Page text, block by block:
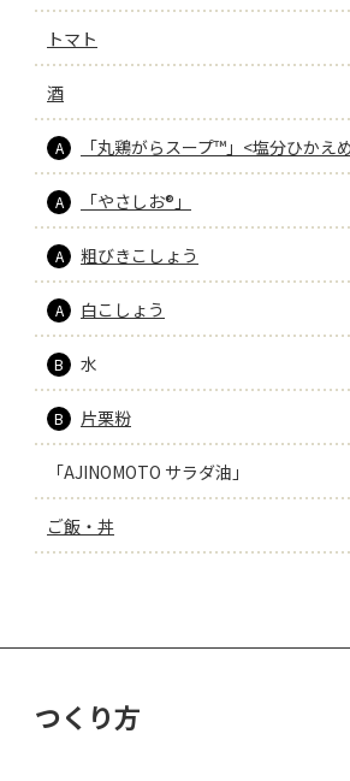
もっと見る
トマト
酒
A 「丸鶏がらスープ™」<塩分ひかえ
A 「やさしお®」
A 粗びきこしょう
A 白こしょう
B 水
B 片栗粉
「AJINOMOTO サラダ油」
ご飯・丼
つくり方